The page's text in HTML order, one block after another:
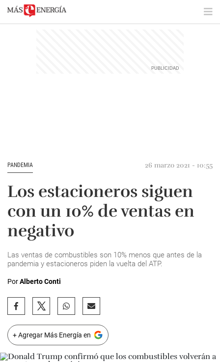
PANDEMIA 26 marzo 2021 - 10:55
Los estacioneros siguen
con un 10% de ventas en
negativo
Las ventas de combustibles son 10% menos que antes de la
pandemia y estacioneros piden la vuelta del ATP.
PorAlberto Conti
+ Agregar Más Energía en